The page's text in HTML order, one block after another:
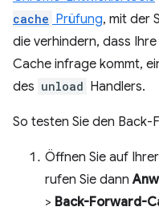
cache Prüfung, mit der
die verhindern, dass
Cache infrage kommt,
des unload Handlers.
So testen Sie den
Öffnen Sie auf
rufen Sie dann
> Back-Forward-